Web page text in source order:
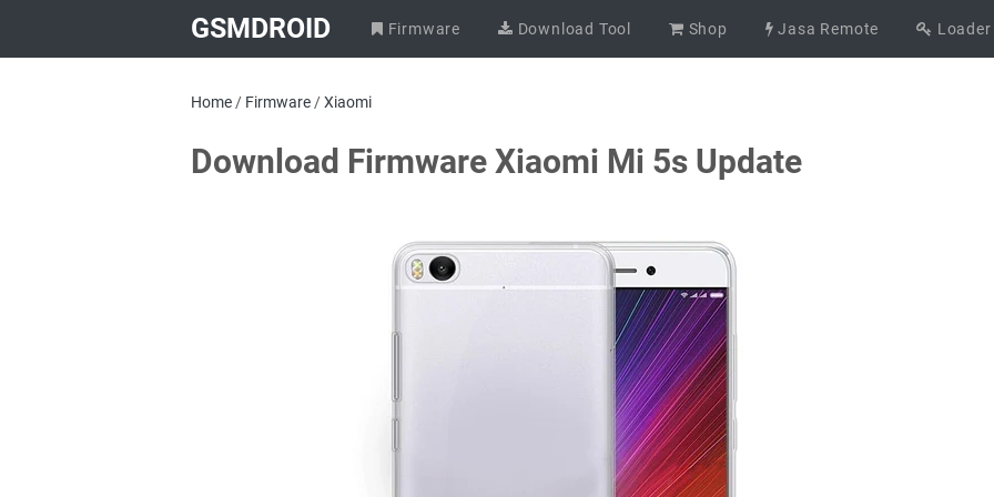
GSMDROID Firmware Download Tool Shop Jasa Remote Loader
Home / Firmware /Xiaomi
Download Firmware Xiaomi Mi 5s Update